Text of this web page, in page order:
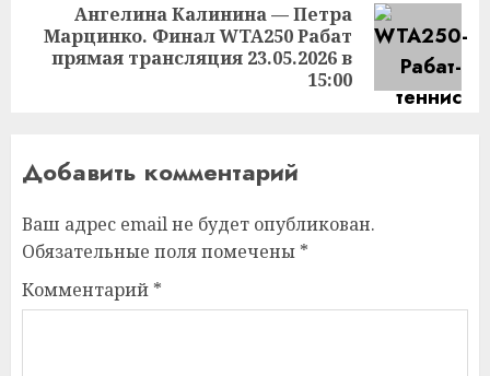
Следующая
запись:
Ангелина Калинина — Петра
Марцинко. Финал WTA250 Рабат
прямая трансляция 23.05.2026 в
15:00
Добавить комментарий
Ваш адрес email не будет опубликован.
Обязательные поля помечены *
Комментарий *